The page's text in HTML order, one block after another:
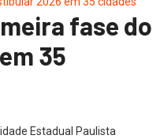
fase do
35
Estadual Paulista